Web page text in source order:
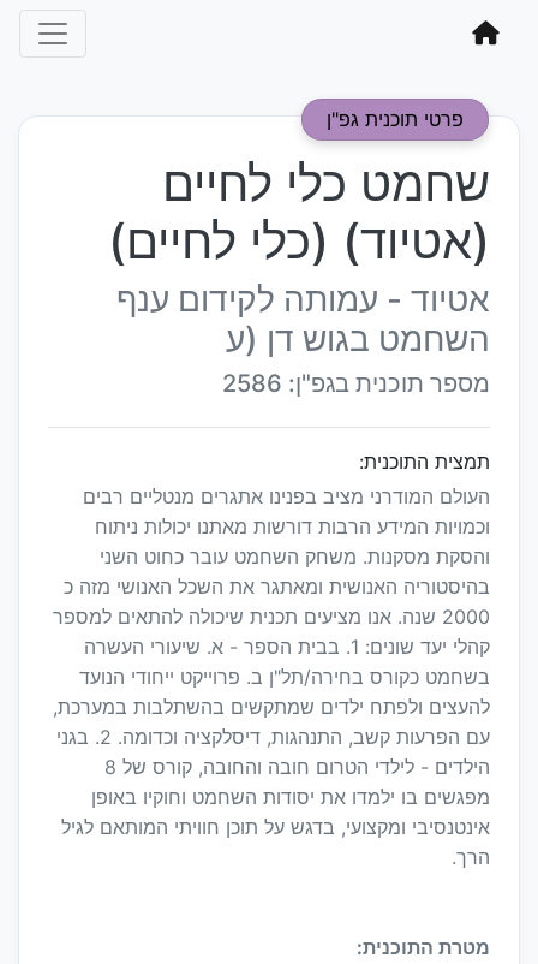
פרטי תוכנית גפ"ן
שחמט כלי לחיים
(אטיוד) (כלי לחיים)
אטיוד - עמותה לקידום ענף
השחמט בגוש דן (ע
מספר תוכנית בגפ"ן: 2586
תמצית התוכנית:
העולם המודרני מציב בפנינו אתגרים מנטליים רבים
וכמויות המידע הרבות דורשות מאתנו יכולות ניתוח
והסקת מסקנות. משחק השחמט עובר כחוט השני
בהיסטוריה האנושית ומאתגר את השכל האנושי מזה כ
2000 שנה. אנו מציעים תכנית שיכולה להתאים למספר
קהלי יעד שונים: 1. בבית הספר - א. שיעורי העשרה
בשחמט כקורס בחירה/תל"ן ב. פרוייקט ייחודי הנועד
להעצים ולפתח ילדים שמתקשים בהשתלבות במערכת,
עם הפרעות קשב, התנהגות, דיסלקציה וכדומה. 2. בגני
הילדים - לילדי הטרום חובה והחובה, קורס של 8
מפגשים בו ילמדו את יסודות השחמט וחוקיו באופן
אינטנסיבי ומקצועי, בדגש על תוכן חוויתי המותאם לגיל
הרך.
מטרת התוכנית: